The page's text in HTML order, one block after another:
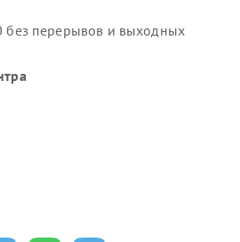
перерывов и выходных